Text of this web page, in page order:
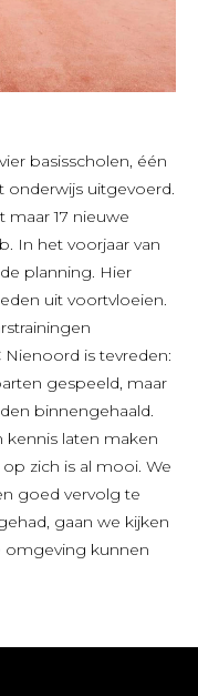
basisscholen, één
onderwijs uitgevoerd.
maar 17 nieuwe
In het voorjaar van
planning. Hier
uit voortvloeien.
Nienoord is tevreden:
gespeeld, maar
binnengehaald.
kennis laten maken
zich is al mooi. We
goed vervolg te
gaan we kijken
omgeving kunnen